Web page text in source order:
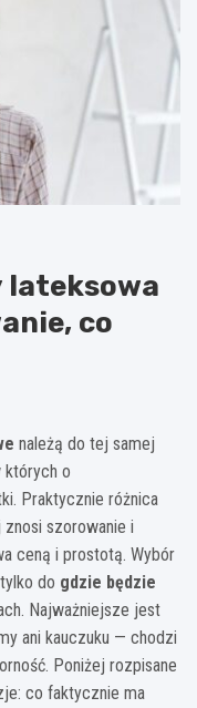
lateksowa
co
należą do tej samej
których o
Praktycznie różnica
szorowanie i
ceną i prostotą. Wybór
do gdzie będzie
Najważniejsze jest
ani kauczuku — chodzi
Poniżej rozpisane
co faktycznie ma